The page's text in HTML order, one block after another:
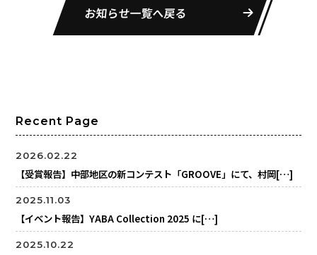
お知らせ一覧へ戻る
Recent Page
2026.02.22
【受賞報告】中部地区の新コンテスト「GROOVE」にて、村岡[…]
2025.11.03
【イベント報告】YABA Collection 2025 に[…]
2025.10.22